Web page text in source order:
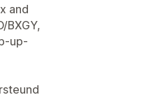
and
BXGY,
up-